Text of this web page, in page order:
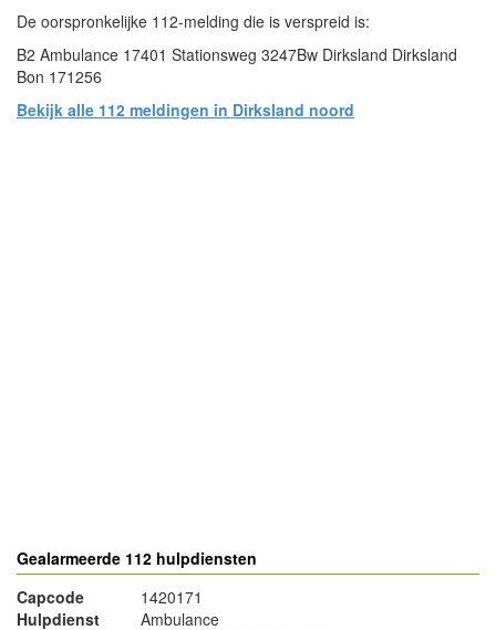
De oorspronkelijke 112-melding die is verspreid is:
B2 Ambulance 17401 Stationsweg 3247Bw Dirksland Dirksland
Bon 171256
Bekijk alle 112 meldingen in Dirksland noord
Gealarmeerde 112 hulpdiensten
Capcode
1420171
Hulpdienst
Ambulance